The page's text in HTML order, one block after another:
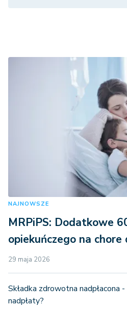
NAJNOWSZE
MRPiPS: Dodatkowe
opiekuńczego na chore
29 maja 2026
Składka zdrowotna nadpłacona
nadpłaty?